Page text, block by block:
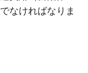
なければなりま